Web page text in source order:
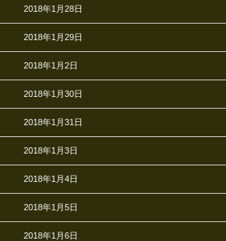
2018年1月28日
2018年1月29日
2018年1月2日
2018年1月30日
2018年1月31日
2018年1月3日
2018年1月4日
2018年1月5日
2018年1月6日